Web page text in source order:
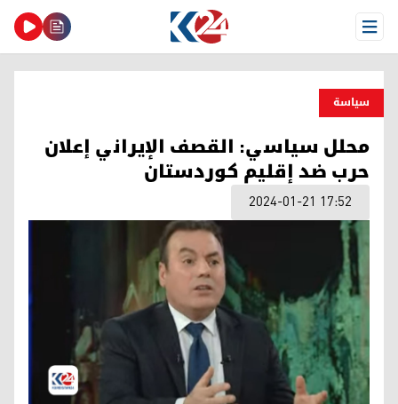
Open Menu
سیاسة
محلل سياسي: القصف الإيراني إعلان
حرب ضد إقليم كوردستان
2024-01-21 17:52